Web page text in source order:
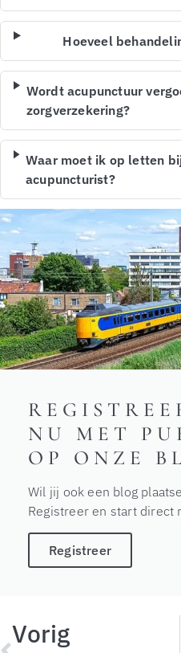
Hoeveel
Wordt acupunctuur
zorgverzekering?
Waar moet ik op letten
acupuncturist?
NU MET
OP ONZE
Wil jij ook een blog
Registreer en start direct
Registreer
Vorig